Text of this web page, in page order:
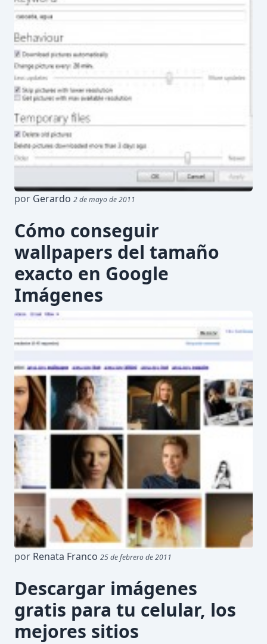
por Gerardo 2 de mayo de 2011
Cómo conseguir
wallpapers del tamaño
exacto en Google
Imágenes
por Renata Franco 25 de febrero de 2011
Descargar imágenes
gratis para tu celular, los
mejores sitios